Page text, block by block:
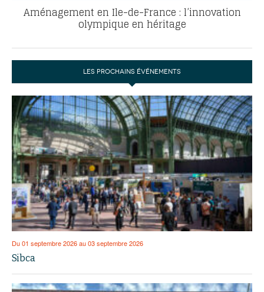
Aménagement en Ile-de-France : l’innovation
olympique en héritage
LES PROCHAINS ÉVÉNEMENTS
Du 01 septembre 2026 au 03 septembre 2026
Sibca